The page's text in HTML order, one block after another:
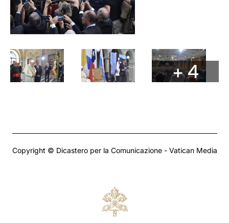
+ 4
Copyright © Dicastero per la Comunicazione - Vatican Media